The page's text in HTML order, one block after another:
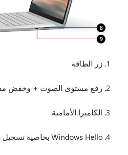
زر الطاقة
رفع مستوى الصوت + وخفض
الكاميرا الأمامية
Windows Hello بخاصية تسجيل الدخول بالوجه